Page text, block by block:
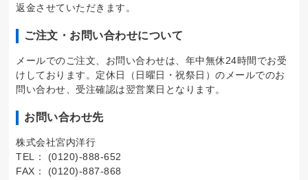
返金させていただきます。
ご注文・お問い合わせについて
メールでのご注文、お問い合わせは、年中無休24時間でお受
けしております。定休日（日曜日・祝祭日）のメールでのお
問い合わせ、受注確認は翌営業日となります。
お問い合わせ先
株式会社宮内洋行
TEL： (0120)-888-652
FAX： (0120)-887-868